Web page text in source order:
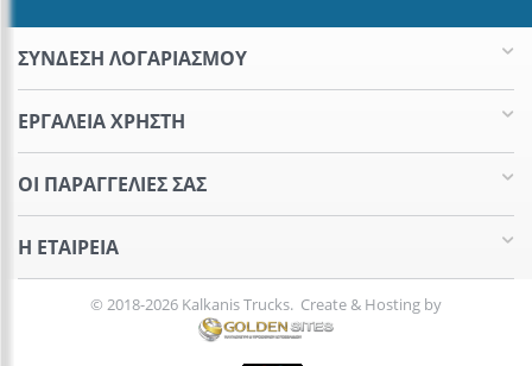
ΣΥΝΔΕΣΗ ΛΟΓΑΡΙΑΣΜΟΥ​
ΕΡΓΑΛΕΊΑ ΧΡΉΣΤΗ
ΟΙ ΠΑΡΑΓΓΕΛΊΕΣ​ ΣΑΣ
Η ΕΤΑΙΡΕΊΑ​
© 2018-2026 Kalkanis Trucks. Create & Hosting by